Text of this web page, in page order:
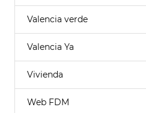
Valencia verde
Valencia Ya
Vivienda
Web FDM